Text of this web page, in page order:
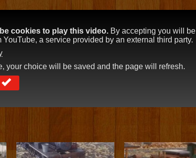
cookies to play this video. By accepting you will be
a service provided by an external third party.
your choice will be saved and the page will refresh.